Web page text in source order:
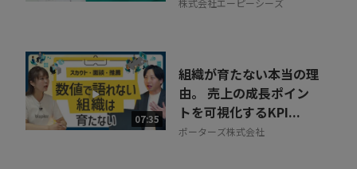
07:35
組織が育たない本当の理
由。 売上の成長ポイン
トを可視化するKPI...
ポーターズ株式会社